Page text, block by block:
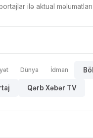
ilə aktual məlumatları
Dünya İdman
Qərb Xəbər TV